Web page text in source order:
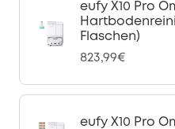
eufy X10 Pro
Flaschen)
823,99€
eufy X10 Pro